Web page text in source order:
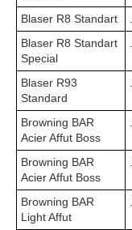
Blaser R8 Standart
Blaser R8 Standart
Special
Blaser R93
Standard
Browning BAR
Acier Affut Boss
Browning BAR
Acier Affut Boss
Browning BAR
Light Affut